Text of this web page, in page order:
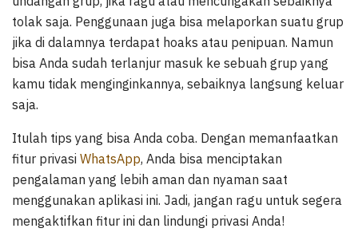
tolak saja. Penggunaan juga bisa melaporkan suatu grup
jika di dalamnya terdapat hoaks atau penipuan. Namun
bisa Anda sudah terlanjur masuk ke sebuah grup yang
kamu tidak menginginkannya, sebaiknya langsung keluar
saja.
Itulah tips yang bisa Anda coba. Dengan memanfaatkan
fitur privasi WhatsApp, Anda bisa menciptakan
pengalaman yang lebih aman dan nyaman saat
menggunakan aplikasi ini. Jadi, jangan ragu untuk segera
mengaktifkan fitur ini dan lindungi privasi Anda!